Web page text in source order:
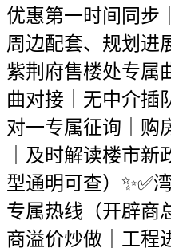
优惠第一时间同步
周边配套、规划进
紫荆府售楼处专属
曲对接｜无中介插
对一专属征询｜购
｜及时解读楼市
型通明可查）✨✅
专属热线（开辟商
商溢价炒做｜工程